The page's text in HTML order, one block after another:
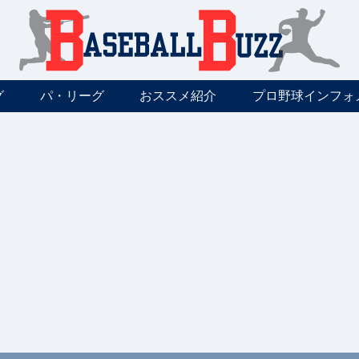
パ・リーグ おススメ紹介 プロ野球インフォ